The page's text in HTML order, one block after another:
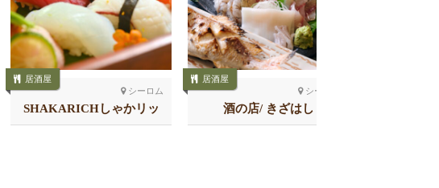
シーロム
居酒屋
SHAKARICHしゃかリッ
チ スラウォン
シーロム
居酒屋
酒の店/ きざはし